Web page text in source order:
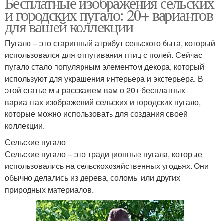
и городских пугало: 20+ вариантов
для вашей коллекции
Пугало – это старинный атрибут сельского быта, который
использовался для отпугивания птиц с полей. Сейчас
пугало стало популярным элементом декора, который
используют для украшения интерьера и экстерьера. В
этой статье мы расскажем вам о 20+ бесплатных
вариантах изображений сельских и городских пугало,
которые можно использовать для создания своей
коллекции.
Сельские пугало
Сельские пугало – это традиционные пугала, которые
использовались на сельскохозяйственных угодьях. Они
обычно делались из дерева, соломы или других
природных материалов.